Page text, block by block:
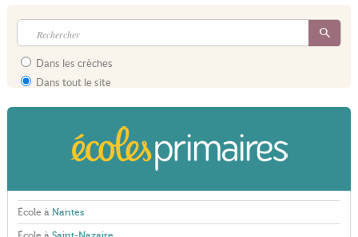
Dans les crèches
Dans tout le site
École à Nantes